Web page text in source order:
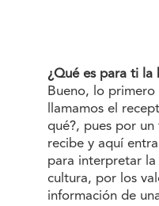
¿Qué es para ti la
Bueno, lo
llamamos el
qué?, pues por
recibe y aquí
para interpretar la
cultura, por los
información de